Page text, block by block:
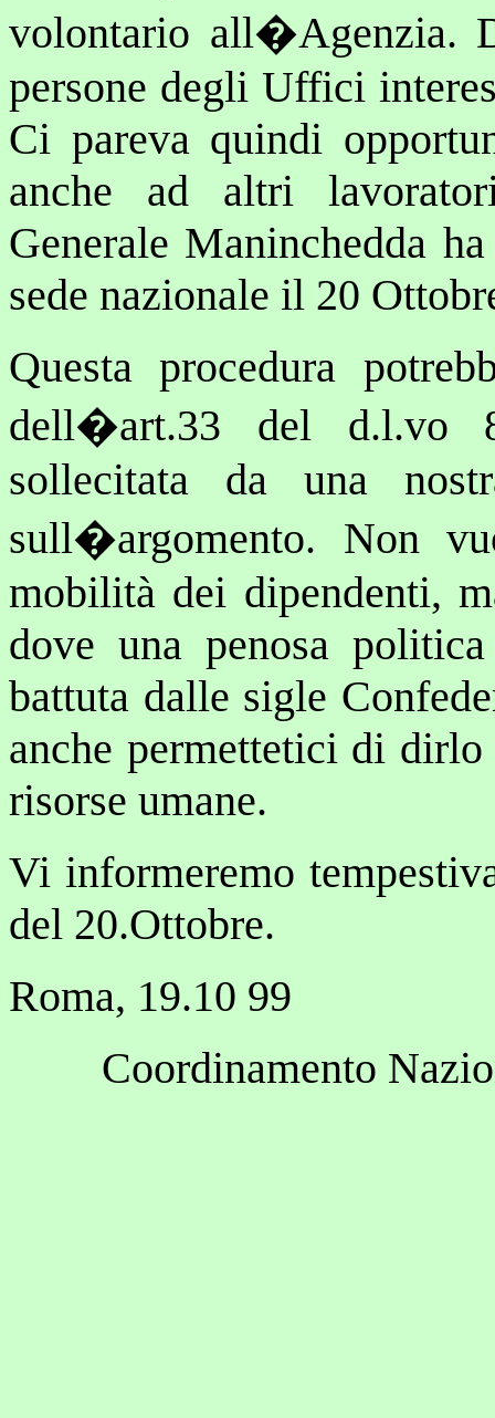
volontario all�Agenzia.
persone degli Uffici
Ci pareva quindi
anche ad altri
Generale Maninchedda
sede nazionale il 20
Questa procedura
dell�art.33 del d.l.vo
sollecitata da una
sull�argomento. Non
mobilità dei dipendenti,
dove una penosa
battuta dalle sigle
anche permettetici di
risorse umane.
Vi informeremo
del 20.Ottobre.
Roma, 19.10 99
Coordinamento